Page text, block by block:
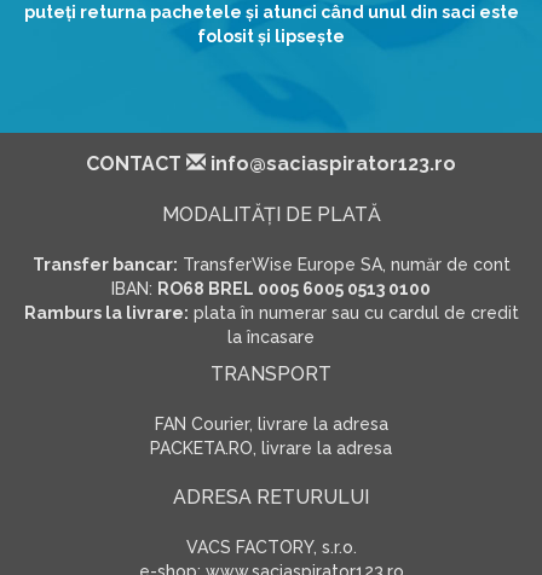
puteţi returna pachetele şi atunci când unul din saci este
folosit şi lipseşte
CONTACT info@saciaspirator123.ro
MODALITĂŢI DE PLATĂ
Transfer bancar: TransferWise Europe SA, număr de cont
IBAN: RO68 BREL 0005 6005 0513 0100
Ramburs la livrare: plata în numerar sau cu cardul de credit
la încasare
TRANSPORT
FAN Courier, livrare la adresa
PACKETA.RO, livrare la adresa
ADRESA RETURULUI
VACS FACTORY, s.r.o.
e-shop: www.saciaspirator123.ro